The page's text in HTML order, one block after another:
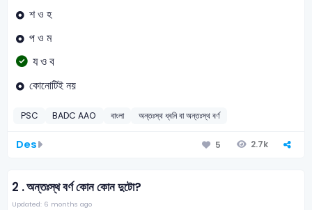
শ ও হ
প ও ম
য ও ব
কোনোটিই নয়
PSC BADC AAO বাংলা অন্তঃস্থ ধ্বনি বা অন্তঃস্থ বর্ণ
Des 5 2.7k
2 .অন্তঃস্থ বর্ণ কোন কোন দুটো?
Updated: 6 months ago